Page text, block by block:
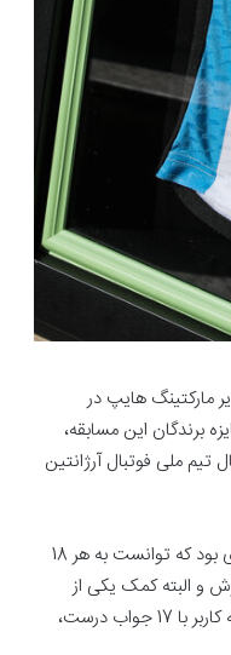
(مدیر مارکتینگ هایپ در
برندگان این مسابقه،
ملی فوتبال آرژانتین
رضا اسکندری اولین برنده مسابقه بود که زودتر از دیگران به تمام سؤالات پاسخ داد. باربد ضرغامی دیگر برنده‌ای بود که توانست به هر 18
و البته کمک یکی از
دوستان فوتبالی خود موفق شد امتیاز کامل کسب کند. حامد جوادی هم برنده خوش‌شانسی بود که از میان سه کاربر با 17 جواب درست،